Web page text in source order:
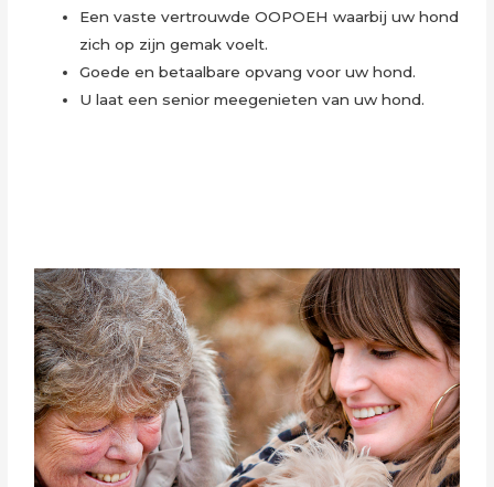
Een vaste vertrouwde OOPOEH waarbij uw hond
zich op zijn gemak voelt.
Goede en betaalbare opvang voor uw hond.
U laat een senior meegenieten van uw hond.